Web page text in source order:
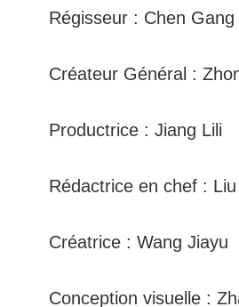
Régisseur : Chen Gang
Créateur Général :
Productrice : Jiang Lili
Rédactrice en chef : Liu
Créatrice : Wang Jiayu
Conception visuelle :